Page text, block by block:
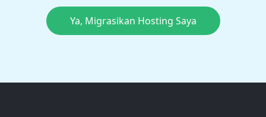
Ya, Migrasikan Hosting Saya